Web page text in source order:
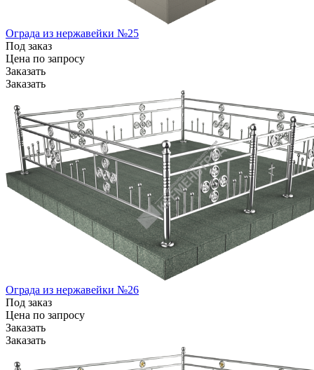
Ограда из нержавейки №25
Под заказ
Цена по запросу
Заказать
Заказать
Ограда из нержавейки №26
Под заказ
Цена по запросу
Заказать
Заказать